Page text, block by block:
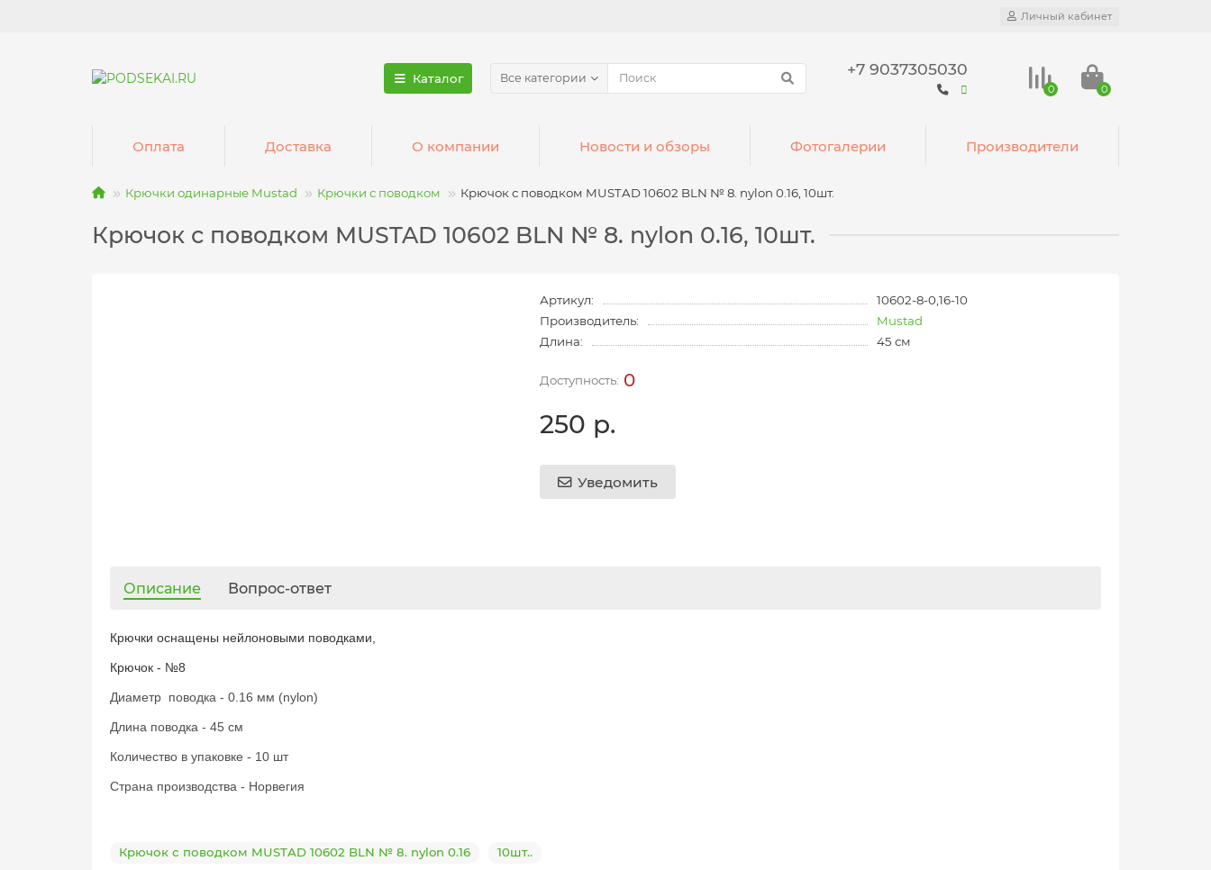
Личный кабинет
Каталог Все категории +7 9037305030
0 0
Оплата Доставка О компании Новости и обзоры Фотогалерии Производители
Крючки одинарные Mustad Крючки с поводком Крючок с поводком MUSTAD 10602 BLN № 8. nylon 0.16, 10шт.
Крючок с поводком MUSTAD 10602 BLN № 8. nylon 0.16, 10шт.
Артикул:
10602-8-0,16-10
Производитель:
Mustad
Длина:
45 см
0
250 р.
Уведомить
Описание Вопрос-ответ
Крючки оснащены нейлоновыми поводками,
Крючок - №8
Диаметр поводка - 0.16 мм (nylon)
Длина поводка - 45 см
Количество в упаковке - 10 шт
Страна производства - Норвегия
Крючок с поводком MUSTAD 10602 BLN № 8. nylon 0.16 10шт..